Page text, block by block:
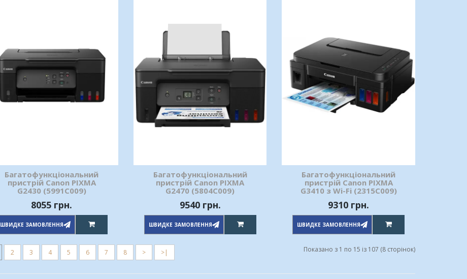
Багатофункціональний
пристрій Canon PIXMA
G2430 (5991C009)
8055 грн.
ШВИДКЕ ЗАМОВЛЕННЯ
Багатофункціональний
пристрій Canon PIXMA
G2470 (5804C009)
9540 грн.
ШВИДКЕ ЗАМОВЛЕННЯ
Багатофункціональний
пристрій Canon PIXMA
G3410 з Wi-Fi (2315C009)
9310 грн.
ШВИДКЕ ЗАМОВЛЕННЯ
2 3 4 5 6 7 8 > >| Показано з 1 по 15 із 107 (8 сторінок)